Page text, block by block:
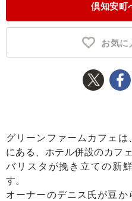
倶知安町
お気に
グリーンファームカフェは
にある、ホテル併設のカフェ
バリスタが挽き立ての新
す。
オーナーのデニス氏が豆